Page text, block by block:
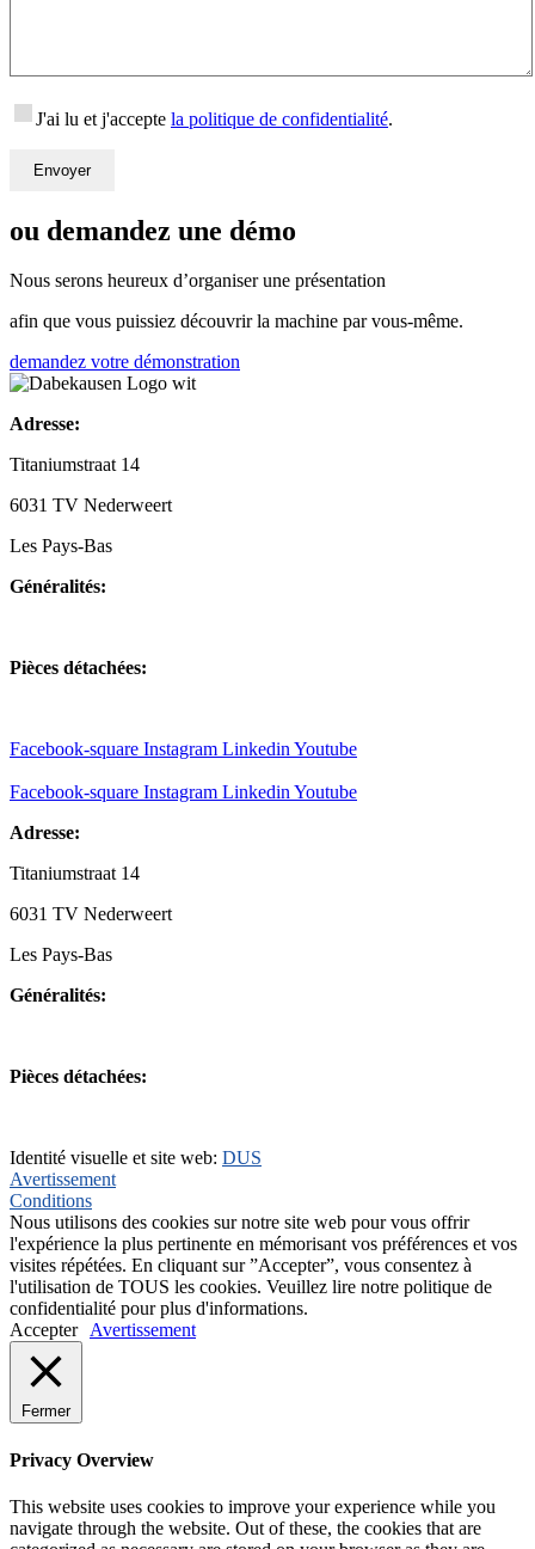
J'ai lu et j'accepte la politique de confidentialité.
ou demandez une démo
Nous serons heureux d’organiser une présentation
afin que vous puissiez découvrir la machine par vous-même.
demandez votre démonstration
Adresse:
Titaniumstraat 14
6031 TV Nederweert
Les Pays-Bas
Généralités:
Pièces détachées:
Facebook-square Instagram LinkedinYoutube
Facebook-square Instagram LinkedinYoutube
Adresse:
Titaniumstraat 14
6031 TV Nederweert
Les Pays-Bas
Généralités:
Pièces détachées:
Identité visuelle et site web: DUS
Avertissement
Conditions
Nous utilisons des cookies sur notre site web pour vous offrir
l'expérience la plus pertinente en mémorisant vos préférences et vos
visites répétées. En cliquant sur ”Accepter”, vous consentez à
l'utilisation de TOUS les cookies. Veuillez lire notre politique de
confidentialité pour plus d'informations.
Accepter Avertissement
Fermer
Privacy Overview
This website uses cookies to improve your experience while you
navigate through the website. Out of these, the cookies that are